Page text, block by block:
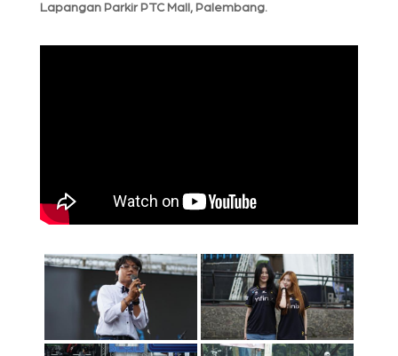
Lapangan Parkir PTC Mall, Palembang.